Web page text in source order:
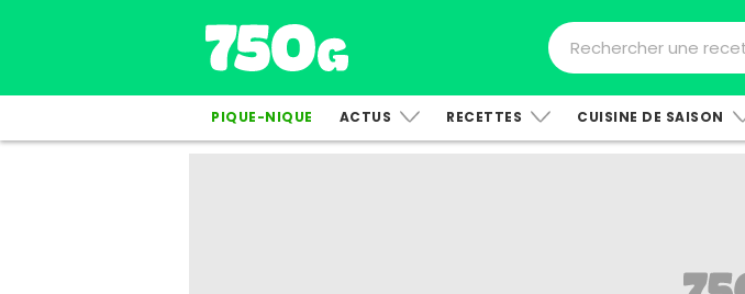
PIQUE-NIQUE ACTUS RECETTES CUISINE DE SAISON